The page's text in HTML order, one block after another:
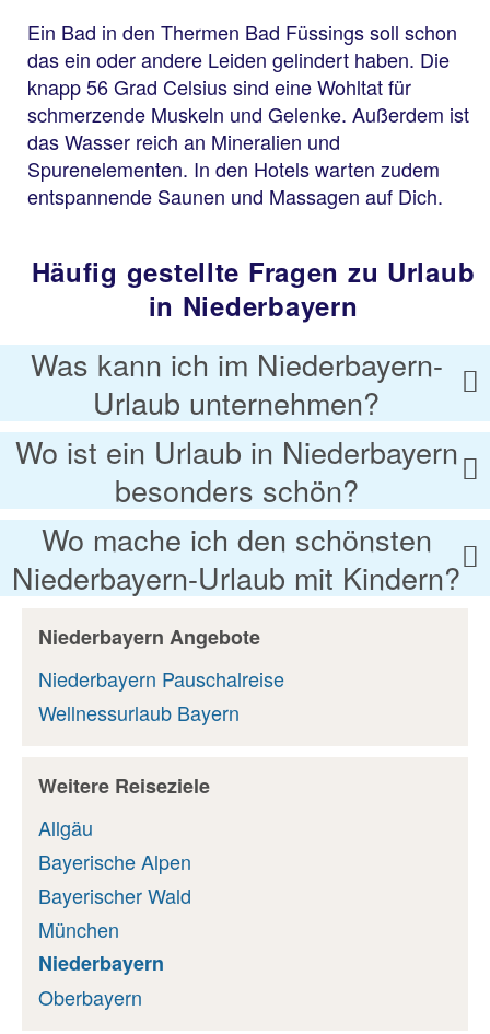
Ein Bad in den Thermen Bad Füssings soll schon
das ein oder andere Leiden gelindert haben. Die
knapp 56 Grad Celsius sind eine Wohltat für
schmerzende Muskeln und Gelenke. Außerdem ist
das Wasser reich an Mineralien und
Spurenelementen. In den Hotels warten zudem
entspannende Saunen und Massagen auf Dich.
Häufig gestellte Fragen zu Urlaub
in Niederbayern
Was kann ich im Niederbayern-
Urlaub unternehmen?
Wo ist ein Urlaub in Niederbayern
besonders schön?
Wo mache ich den schönsten
Niederbayern-Urlaub mit Kindern?
Niederbayern Angebote
Niederbayern Pauschalreise
Wellnessurlaub Bayern
Weitere Reiseziele
Allgäu
Bayerische Alpen
Bayerischer Wald
München
Niederbayern
Oberbayern